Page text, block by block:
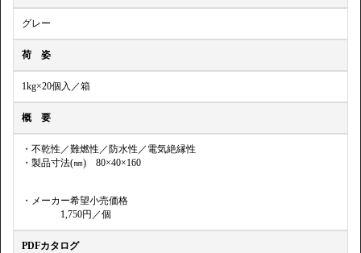
グレー
荷 姿
1kg×20個入／箱
概 要
・不乾性／難燃性／防水性／電気絶縁性
・製品寸法(㎜) 80×40×160
・メーカー希望小売価格
1,750円／個
PDFカタログ